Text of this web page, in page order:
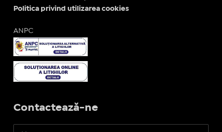
Politica privind utilizarea cookies
ANPC
Contactează-ne